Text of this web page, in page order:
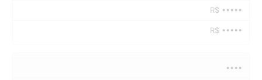
R$ •••••
R$ •••••
••••